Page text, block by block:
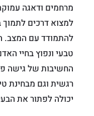
מרחמים ודאגה
למצוא דרכים
להתמודד עם המצב.
טבעי ונפוץ בחיי
החשיבות של גישה
רגשית וגם מבחינת
יכולה לפתור את